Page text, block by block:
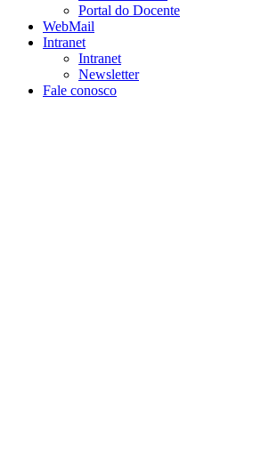
Portal do Docente
WebMail
Intranet
Intranet
Newsletter
Fale conosco